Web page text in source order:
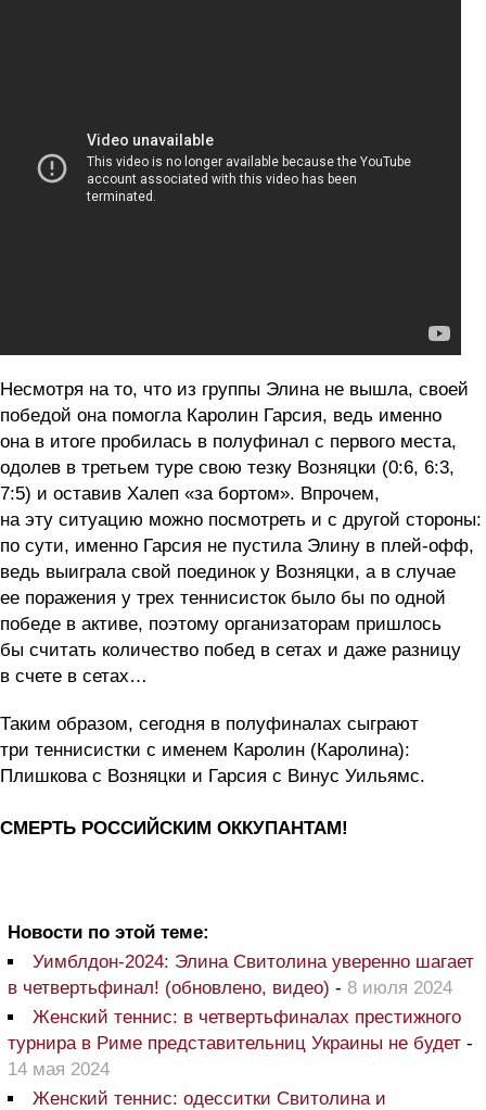
Несмотря на то, что из группы Элина не вышла, своей
победой она помогла Каролин Гарсия, ведь именно
она в итоге пробилась в полуфинал с первого места,
одолев в третьем туре свою тезку Возняцки (0:6, 6:3,
7:5) и оставив Халеп «за бортом». Впрочем,
на эту ситуацию можно посмотреть и с другой стороны:
по сути, именно Гарсия не пустила Элину в плей-офф,
ведь выиграла свой поединок у Возняцки, а в случае
ее поражения у трех теннисисток было бы по одной
победе в активе, поэтому организаторам пришлось
бы считать количество побед в сетах и даже разницу
в счете в сетах…
Таким образом, сегодня в полуфиналах сыграют
три теннисистки с именем Каролин (Каролина):
Плишкова с Возняцки и Гарсия с Винус Уильямс.
СМЕРТЬ РОССИЙСКИМ ОККУПАНТАМ!
Новости по этой теме:
Уимблдон-2024: Элина Свитолина уверенно шагает
в четвертьфинал! (обновлено, видео) - 8 июля 2024
Женский теннис: в четвертьфиналах престижного
турнира в Риме представительниц Украины не будет -
14 мая 2024
Женский теннис: одесситки Свитолина и